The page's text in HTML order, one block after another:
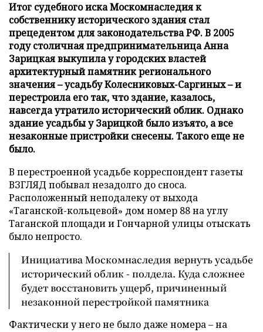
Итог судебного иска Москомнаследия к
собственнику исторического здания стал
прецедентом для законодательства РФ. В 2005
году столичная предпринимательница Анна
Зарицкая выкупила у городских властей
архитектурный памятник регионального
значения – усадьбу Колесниковых-Саргиных – и
перестроила его так, что здание, казалось,
навсегда утратило исторический облик. Однако
здание усадьбы у Зарицкой было изъято, а все
незаконные пристройки снесены. Такого еще не
было.
В перестроенной усадьбе корреспондент газеты
ВЗГЛЯД побывал незадолго до сноса.
Расположенный неподалеку от выхода
«Таганской-кольцевой» дом номер 88 на углу
Таганской площади и Гончарной улицы отыскать
было непросто.
Инициатива Москомнаследия вернуть усадьбе
исторический облик - полдела. Куда сложнее
будет восстановить ущерб, причиненный
незаконной перестройкой памятника
Фактически у него не было даже номера – на